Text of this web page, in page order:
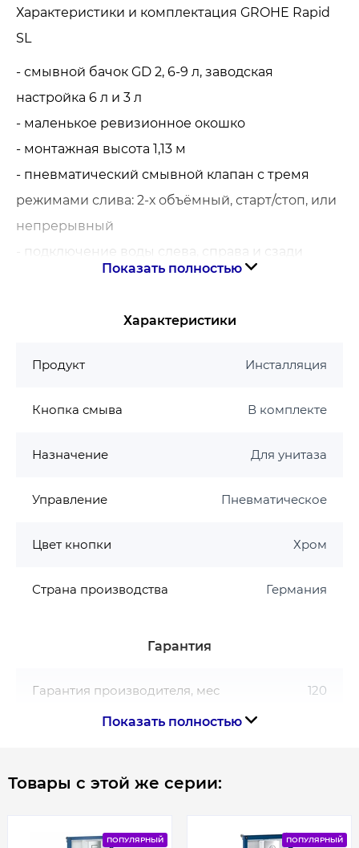
Характеристики и комплектация GROHE Rapid
SL
- смывной бачок GD 2, 6-9 л, заводская
настройка 6 л и 3 л
- маленькое ревизионное окошко
- монтажная высота 1,13 м
- пневматический смывной клапан с тремя
режимами слива: 2-х объёмный, старт/стоп, или
непрерывный
- подключение воды слева, справа и сзади
- расстояние между болтами крепления
- выходной патрубок для унитаза Ø 90 мм
- кнопка смыва Skate Cosmopolitan (хром,
- принадлежности для монтажа перед стеной
монтажа
- Размер (ШхВхГ): 500х1130х230 мм
Показать полностью
Характеристики
Продукт Инсталляция
Кнопка смыва В комплекте
Назначение Для унитаза
Управление Пневматическое
Цвет кнопки Хром
Страна производства Германия
Гарантия
Гарантия производителя, мес 120
Показать полностью
Товары с этой же серии:
ПОПУЛЯРНЫЙ ПОПУЛЯРНЫЙ